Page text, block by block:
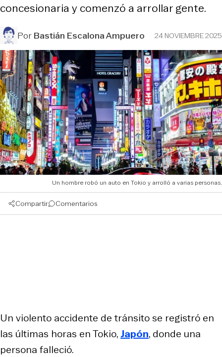
concesionaria y comenzó a arrollar gente.
PorBastián Escalona Ampuero 24 NOVIEMBRE 2025
Un hombre robó un auto en Tokio y arrolló a varias personas.
Compartir Comentarios
Un violento accidente de tránsito se registró en
las últimas horas en Tokio, Japón, donde una
persona falleció.